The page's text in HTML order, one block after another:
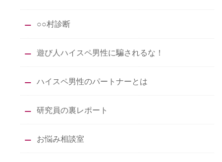
○○村診断
遊び人ハイスペ男性に騙されるな！
ハイスペ男性のパートナーとは
研究員の裏レポート
お悩み相談室